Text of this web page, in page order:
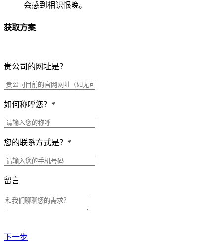
会感到相识恨晚。
获取方案
贵公司的网址是？
如何称呼您？ *
您的联系方式是？ *
留言
下一步